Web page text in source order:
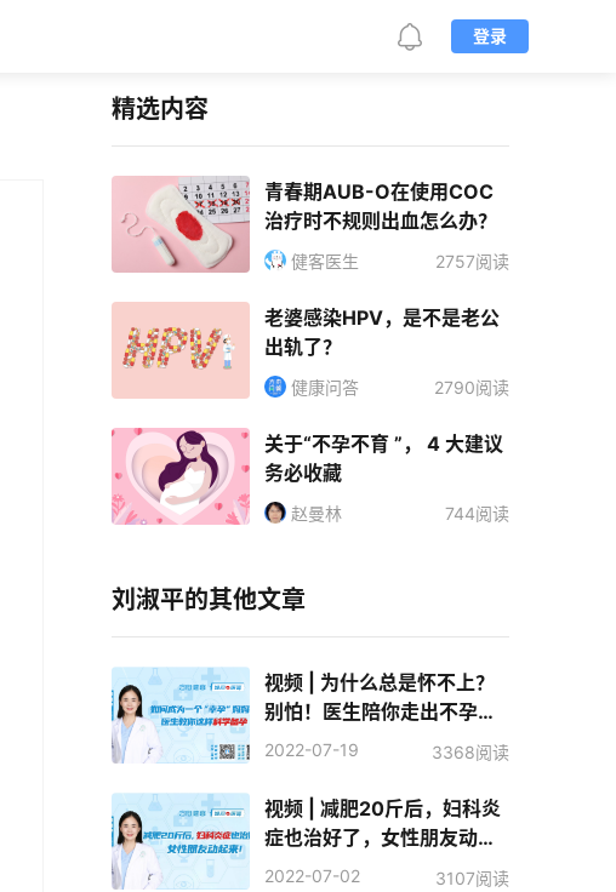
登录
精选内容
青春期AUB-O在使用COC
治疗时不规则出血怎么办？
健客医生 2757阅读
老婆感染HPV，是不是老公
出轨了？
健康问答 2790阅读
关于“不孕不育 ”， 4 大建议
务必收藏
赵曼林 744阅读
刘淑平的其他文章
视频 | 为什么总是怀不上？
别怕！医生陪你走出不孕的
迷宫
2022-07-19 3368阅读
视频 | 减肥20斤后，妇科炎
症也治好了，女性朋友动起
来！
2022-07-02 3107阅读